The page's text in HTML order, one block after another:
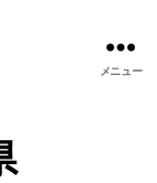
メニュー